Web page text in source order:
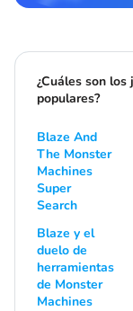
¿Cuáles son los
populares?
Blaze And
The Monster
Machines
Super
Search
Blaze y el
duelo de
herramientas
de Monster
Machines